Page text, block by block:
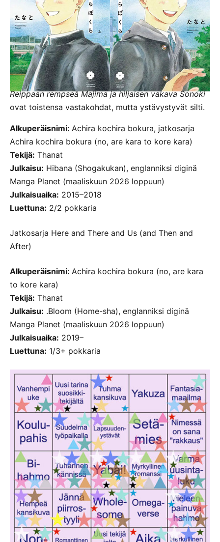
Reippaan rempseä Majima jahiljaisen vakava Sonoki
ovat toistensa vastakohdat, mutta ystävystyvät silti.
Alkuperäisnimi: Achira kochira bokura, jatkosarja
Achira kochira bokura (no, are kara to kore kara)
Tekijä: Thanat
Julkaisu: Hibana (Shogakukan), englanniksi diginä
Manga Planet (maaliskuun 2026 loppuun)
Julkaisuaika: 2015–2018
Luettuna: 2/2 pokkaria
Jatkosarja Here and There and Us (and Then and
After)
Alkuperäisnimi: Achira kochira bokura (no, are kara
to kore kara)
Tekijä: Thanat
Julkaisu: .Bloom (Home-sha), englanniksi diginä
Manga Planet (maaliskuun 2026 loppuun)
Julkaisuaika: 2019–
Luettuna: 1/3+ pokkaria